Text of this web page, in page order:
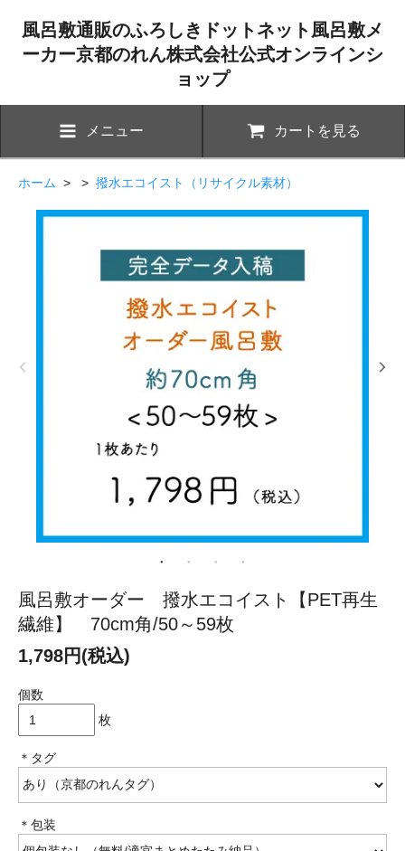
風呂敷通販のふろしきドットネット風呂敷メ
ーカー京都のれん株式会社公式オンラインシ
ョップ
メニュー カートを見る
ホーム > > 撥水エコイスト（リサイクル素材）
風呂敷オーダー 撥水エコイスト【PET再生
繊維】 70cm角/50～59枚
1,798円(税込)
個数
枚
＊タグ
＊包装